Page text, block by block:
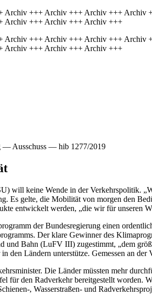
+++ Archiv +++ Archiv +++
Archiv +++ Archiv +++ Archiv +++
+++ Archiv +++ Archiv +++
Archiv +++ Archiv +++ Archiv +++
— Ausschuss — hib 1277/2019
will keine Wende in der Verkehrspolitik.
Es gelte, die Mobilität von morgen den
entwickelt werden, „die wir für unseren
der Bundesregierung einen
Der klare Gewinner des
Bahn (LuFV III) zugestimmt, „dem
den Ländern unterstütze. Gemessen an
Die Länder müssten mehr
den Radverkehr bereitgestellt worden.
, Wasserstraßen- und